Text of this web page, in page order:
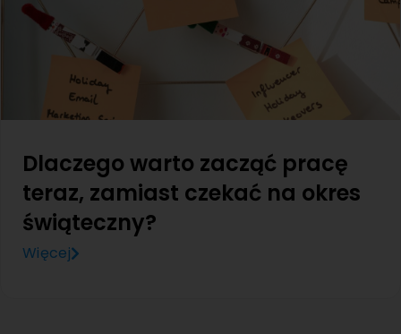
Dlaczego warto zacząć pracę
teraz, zamiast czekać na okres
świąteczny?
Więcej